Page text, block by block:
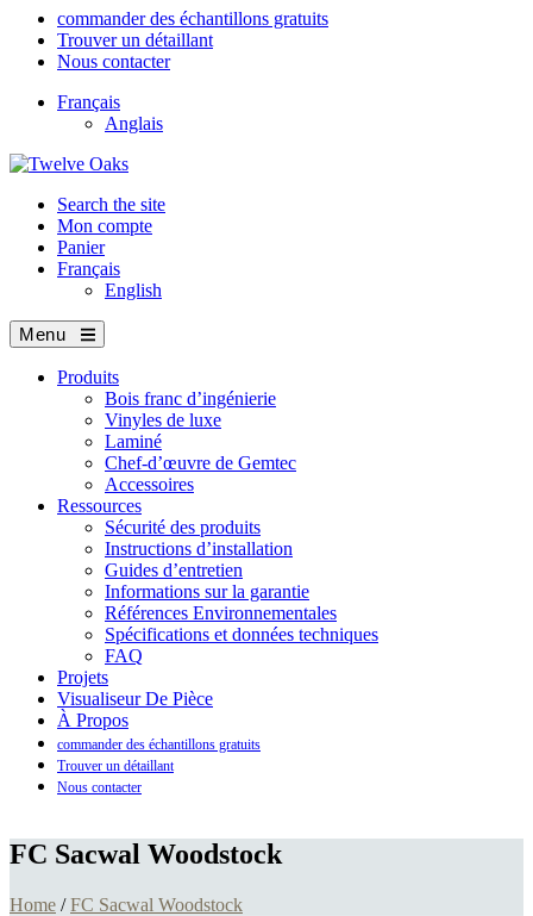
commander des échantillons gratuits
Trouver un détaillant
Nous contacter
Français
Anglais
Search the site
Mon compte
Panier
Français
English
Menu
Produits
Bois franc d’ingénierie
Vinyles de luxe
Laminé
Chef-d’œuvre de Gemtec
Accessoires
Ressources
Sécurité des produits
Instructions d’installation
Guides d’entretien
Informations sur la garantie
Références Environnementales
Spécifications et données techniques
FAQ
Projets
Visualiseur De Pièce
À Propos
commander des échantillons gratuits
Trouver un détaillant
Nous contacter
FC Sacwal Woodstock
Home /FC Sacwal Woodstock